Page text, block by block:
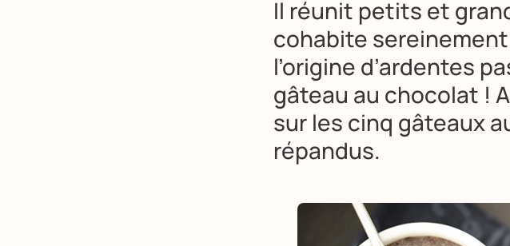
Il réunit petits et
cohabite
l’origine d’ardentes
gâteau au chocolat !
sur les cinq gâteaux
répandus.